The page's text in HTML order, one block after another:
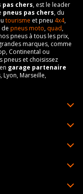
pas chers, est le leader
pneus pas chers, du
tourisme et pneu 4x4,
de pneus moto, quad,
pneus à tous les prix,
marques, comme
Continental ou
pneus et choisissez
garage partenaire
Lyon, Marseille,